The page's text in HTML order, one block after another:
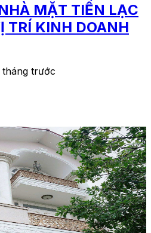
MẶT TIỀN LẠC
TRÍ KINH DOANH
tháng trước